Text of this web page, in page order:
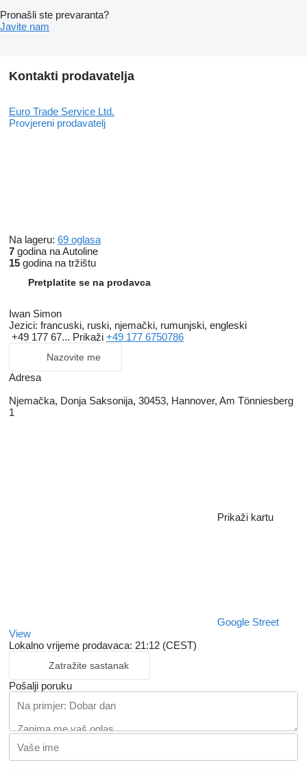
Pronašli ste prevaranta?
Javite nam
Kontakti prodavatelja
Euro Trade Service Ltd.
Provjereni prodavatelj
Na lageru: 69 oglasa
7 godina na Autoline
15 godina na tržištu
Pretplatite se na prodavca
Iwan Simon
Jezici: francuski, ruski, njemački, rumunjski, engleski
+49 177 67... Prikaži +49 177 6750786
Nazovite me
Adresa
Njemačka, Donja Saksonija, 30453, Hannover, Am Tönniesberg
1
Prikaži kartu
Google Street
View
Lokalno vrijeme prodavaca: 21:12 (CEST)
Zatražite sastanak
Pošalji poruku